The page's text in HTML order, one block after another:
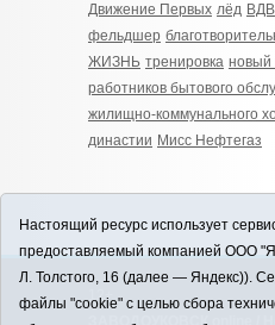
Движение Первых лёд ВДВ
фельдшер
ЖИЗНЬ тренировка новый
работников бытового
жилищно-коммунального
династии Мисс Нефтегаз
12+
ЗАВОДОУКОВСК online /
Настоящий ресурс использует
предоставляемый компанией ООО
Л. Толстого, 16 (далее — Яндекс)).
файлы "cookie" с целью сбора